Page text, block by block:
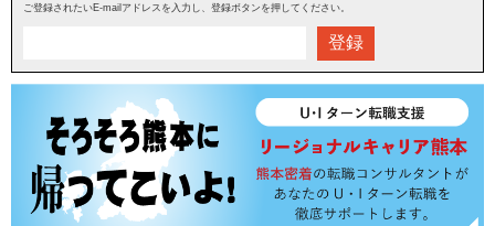
ご登録されたいE-mailアドレスを入力し、登録ボタンを押してください。
登録